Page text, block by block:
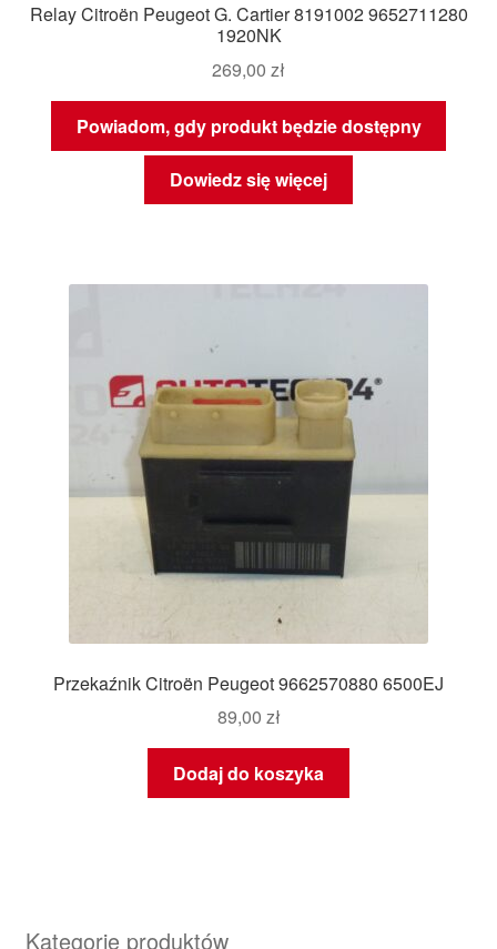
Relay Citroën Peugeot G. Cartier 8191002 9652711280
1920NK
269,00 zł
Powiadom, gdy produkt będzie dostępny
Dowiedz się więcej
Przekaźnik Citroën Peugeot 9662570880 6500EJ
89,00 zł
Dodaj do koszyka
Kategorie produktów